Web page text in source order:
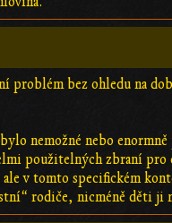
bez ohledu na
nemožné nebo
použitelných zbraní
v tomto specifickém
rodiče, nicméně děti ji